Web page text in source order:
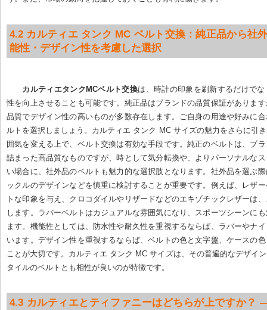
4.2 カルティエ タンク MC ベルト交換：純正品から社
能性・デザイン性を考慮した選択
カルティエタンクMCベルト交換は、時計の印象を刷新するだけで
性を向上させることも可能です。純正品はブランドの品質保証がありま
品質でデザイン性の高いものが多数存在します。ご自身の用途や好みに
ルトを選択しましょう。カルティエ タンク MC サイズの魅力をさらに引
囲気を変える上で、ベルト交換は有効な手段です。純正のベルトは、ブ
詰まった高品質なものですが、時として気分転換や、よりパーソナルな
い場合に、社外品のベルトも魅力的な選択肢となります。社外品を選ぶ
ックルのデザインなどを慎重に検討することが重要です。例えば、レザ
トな印象を与え、クロコダイルやリザードなどのエキゾチックレザーは
します。ラバーベルトはカジュアルな雰囲気になり、スポーツシーンに
ます。機能性としては、防水性や耐久性を重視するならば、ラバーやナ
います。デザイン性を重視するならば、ベルトの色と文字盤、ケースの
ことが大切です。カルティエ タンク MC サイズは、その普遍的なデザイ
タイルのベルトとも相性が良いのが特徴です。
4.3 カルティエとティファニーはどちらが上ですか？